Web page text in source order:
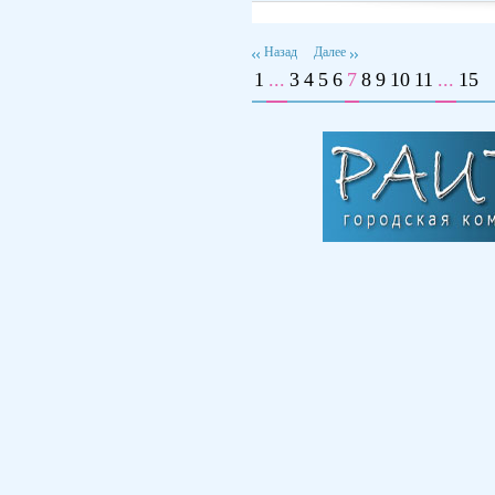
Назад Далее
1 ... 3 4 5 6 7 8 9 10 11 ... 15